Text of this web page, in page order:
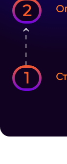
1
2